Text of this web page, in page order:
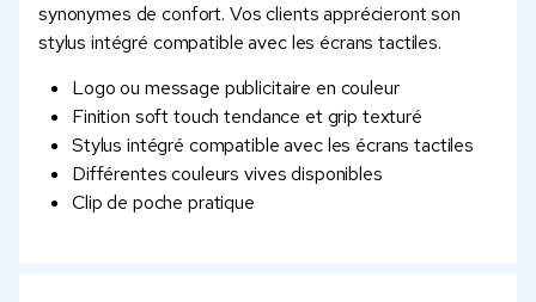
synonymes de confort. Vos clients apprécieront son
stylus intégré compatible avec les écrans tactiles.
Logo ou message publicitaire en couleur
Finition soft touch tendance et grip texturé
Stylus intégré compatible avec les écrans tactiles
Différentes couleurs vives disponibles
Clip de poche pratique